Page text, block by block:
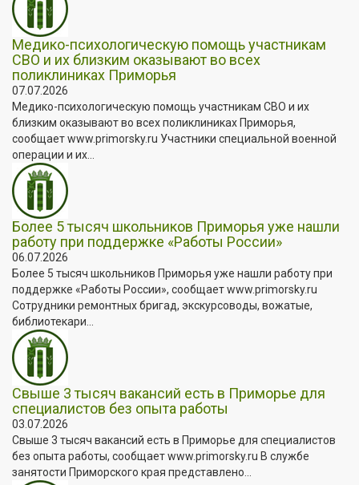
Медико-психологическую помощь участникам
СВО и их близким оказывают во всех
поликлиниках Приморья
07.07.2026
Медико-психологическую помощь участникам СВО и их
близким оказывают во всех поликлиниках Приморья,
сообщает www.primorsky.ru Участники специальной военной
операции и их...
Более 5 тысяч школьников Приморья уже нашли
работу при поддержке «Работы России»
06.07.2026
Более 5 тысяч школьников Приморья уже нашли работу при
поддержке «Работы России», сообщает www.primorsky.ru
Сотрудники ремонтных бригад, экскурсоводы, вожатые,
библиотекари...
Свыше 3 тысяч вакансий есть в Приморье для
специалистов без опыта работы
03.07.2026
Свыше 3 тысяч вакансий есть в Приморье для специалистов
без опыта работы, сообщает www.primorsky.ru В службе
занятости Приморского края представлено...